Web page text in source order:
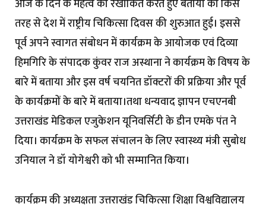
आज के दिन के महत्व को रेखांकित करते हुए बताया की किस
तरह से देश में राष्ट्रीय चिकित्सा दिवस की शुरुआत हुई। इससे
पूर्व अपने स्वागत संबोधन में कार्यक्रम के आयोजक एवं दिव्या
हिमगिरि के संपादक कुंवर राज अस्थाना ने कार्यक्रम के विषय के
बारे में बताया और इस वर्ष चयनित डॉक्टरों की प्रक्रिया और पूर्व
के कार्यक्रमों के बारे में बताया।तथा धन्यवाद ज्ञापन एचएनबी
उत्तराखंड मेडिकल एजुकेशन यूनिवर्सिटी के डीन एमके पंत ने
दिया। कार्यक्रम के सफल संचालन के लिए स्वास्थ्य मंत्री सुबोध
उनियाल ने डॉ योगेश्वरी को भी सम्मानित किया।
कार्यक्रम की अध्यक्षता उत्तराखंड चिकित्सा शिक्षा विश्वविद्यालय